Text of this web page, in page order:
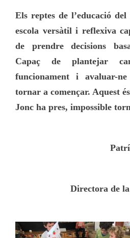
Els reptes de l’educació
escola versàtil i reflexiva
de prendre decisions
Capaç de plantejar
funcionament i avaluar-
tornar a començar. Aquest
Jonc ha pres, impossible
Directora de la